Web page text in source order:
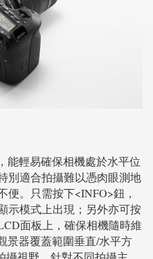
能輕易確保相機處於水平位
別適合拍攝難以憑肉眼測地
。只需按下<INFO>鈕，
示模式上出現；另外亦可按
面板上，確保相機隨時維
景器覆蓋範圍垂直/水平方